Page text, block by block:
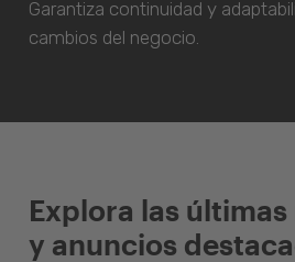
Garantiza continuidad y
cambios del negocio.
Explora las
y anuncios